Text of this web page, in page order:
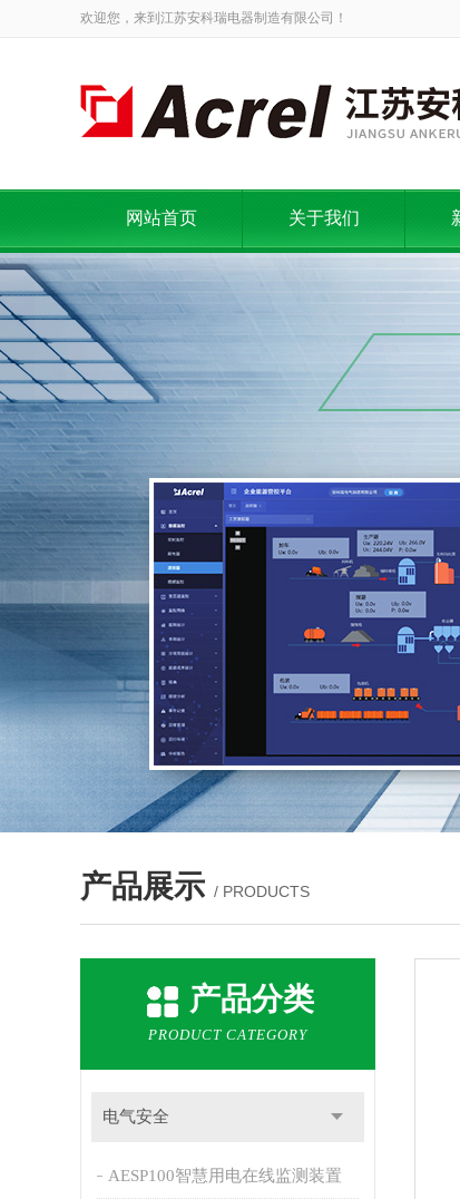
欢迎您，来到江苏安科瑞电器制造有限公司！
网站首页 关于我们
产品展示 / PRODUCTS
产品分类
PRODUCT CATEGORY
电气安全
AESP100智慧用电在线监测装置